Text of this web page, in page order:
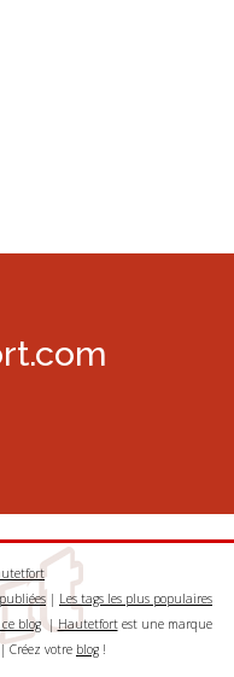
| Les tags les plus populaires
blog|Hautetfortest une marque
Créez votre blog !